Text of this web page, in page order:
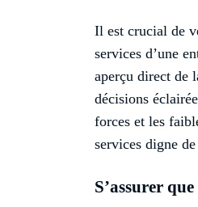
Il est crucial de
services d’une
aperçu direct de
décisions
forces et les
services digne
S’assurer